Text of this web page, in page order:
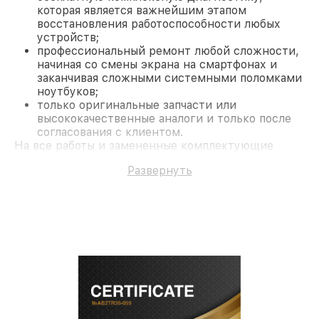
которая является важнейшим этапом
восстановления работоспособности любых
устройств;
профессиональный ремонт любой сложности,
начиная со смены экрана на смартфонах и
заканчивая сложными системными поломками
ноутбуков;
только оригинальные запчасти или
высококачественные аналоги и только после
согласования с клиентом.
На все работы и замененные комплектующие
поломки по условиям гарантии, мы бесплатно
безупречной репутацией;
лицензированное ПО в ремонтно-
диагностических мастерских;
собственный склад комплектующих, что
Развернуть